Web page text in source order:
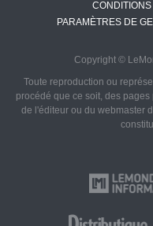
PARAMÈTRES DE
Copyright ©
Toute reproduction ou
procédé que ce soit, des
de l'éditeur ou du webmaster